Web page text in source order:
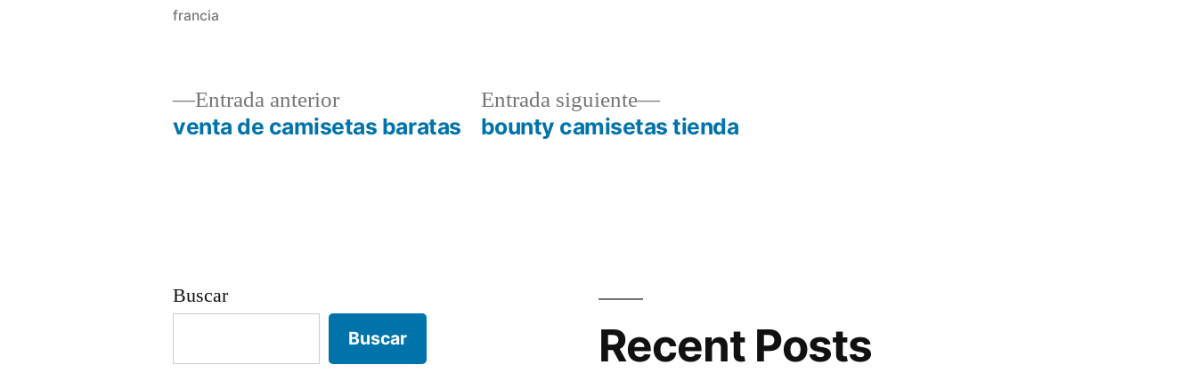
francia
Navegación
Entrada anteriorEntrada
anterior:
venta de camisetas baratas
Entrada siguiente
Entrada
siguiente:
bounty camisetas tienda
Buscar
Buscar Recent Posts